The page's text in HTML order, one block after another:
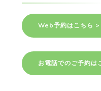
Web予約はこちら >
お電話でのご予約は